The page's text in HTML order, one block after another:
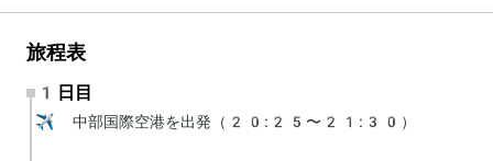
旅程表
1日目
✈️ 中部国際空港を出発（20:25〜21:30）